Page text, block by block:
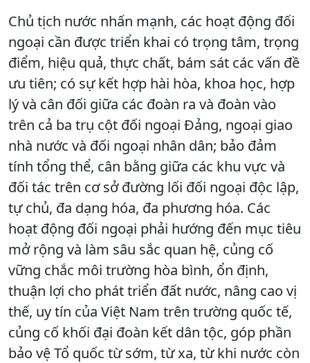
Chủ tịch nước nhấn mạnh, các hoạt động đối
ngoại cần được triển khai có trọng tâm, trọng
điểm, hiệu quả, thực chất, bám sát các vấn đề
ưu tiên; có sự kết hợp hài hòa, khoa học, hợp
lý và cân đối giữa các đoàn ra và đoàn vào
trên cả ba trụ cột đối ngoại Đảng, ngoại giao
nhà nước và đối ngoại nhân dân; bảo đảm
tính tổng thể, cân bằng giữa các khu vực và
đối tác trên cơ sở đường lối đối ngoại độc lập,
tự chủ, đa dạng hóa, đa phương hóa. Các
hoạt động đối ngoại phải hướng đến mục tiêu
mở rộng và làm sâu sắc quan hệ, củng cố
vững chắc môi trường hòa bình, ổn định,
thuận lợi cho phát triển đất nước, nâng cao vị
thế, uy tín của Việt Nam trên trường quốc tế,
củng cố khối đại đoàn kết dân tộc, góp phần
bảo vệ Tổ quốc từ sớm, từ xa, từ khi nước còn